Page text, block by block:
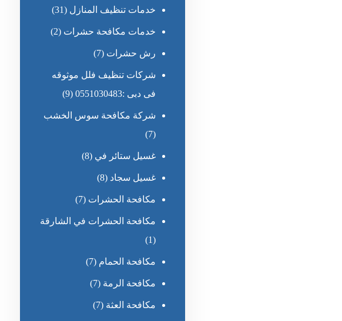
خدمات تنظيف المنازل (31)
خدمات مكافحة حشرات (2)
رش حشرات (7)
شركات تنظيف فلل موثوقه
فى دبى :0551030483
(9)
شركة مكافحة سوس الخشب
(7)
غسيل ستائر في (8)
غسيل سجاد (8)
مكافحة الحشرات (7)
مكافحة الحشرات في الشارقة
(1)
مكافحة الحمام (7)
مكافحة الرمة (7)
مكافحة العثة (7)